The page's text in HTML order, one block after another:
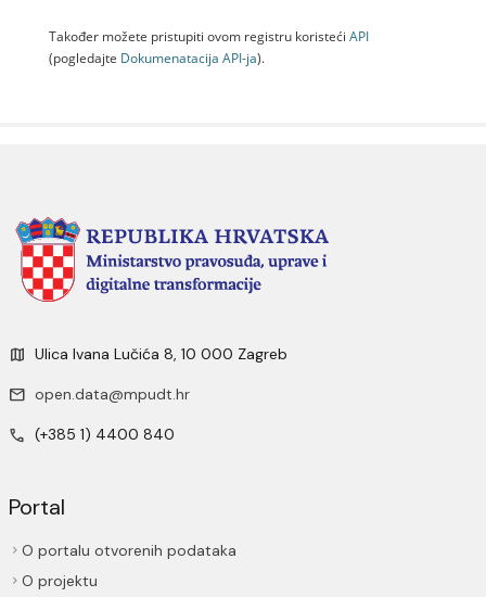
Također možete pristupiti ovom registru koristeći API
(pogledajte Dokumenаtаcijа API-jа).